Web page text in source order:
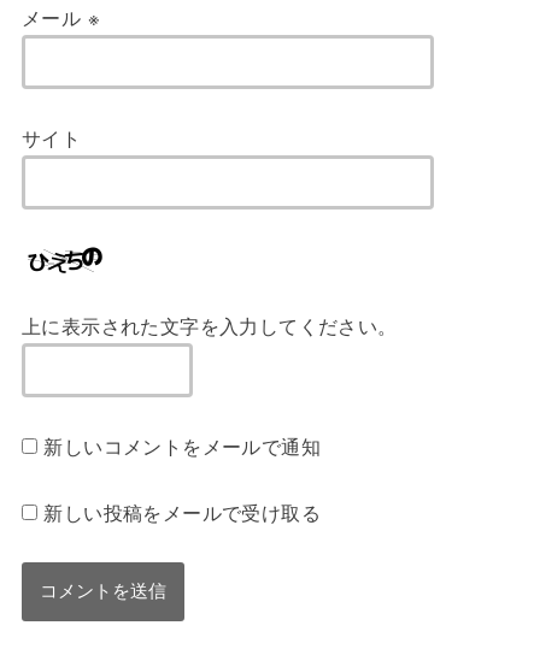
メール ※
サイト
上に表示された文字を入力してください。
新しいコメントをメールで通知
新しい投稿をメールで受け取る